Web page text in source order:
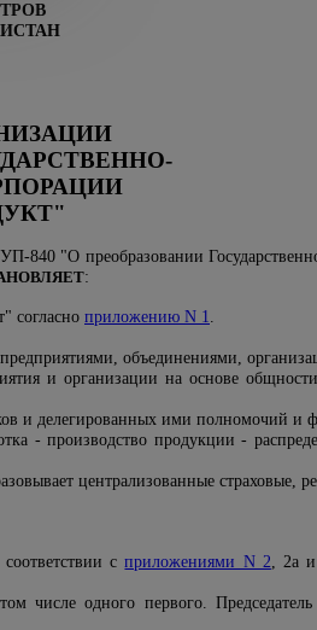
840 "О преобразовании
:
согласно приложению N 1.
объединениями,
и организации на основе
и делегированных ими полномочий и
- производство продукции -
централизованные страховые,
соответствии сприложениями N 2, 2а и
числе одного первого.